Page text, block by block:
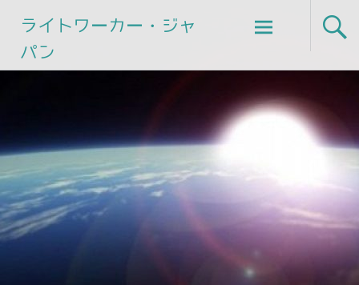
ライトワーカー・ジャ
パン
Skip
to